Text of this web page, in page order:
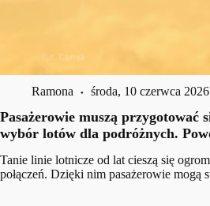
Ramona środa, 10 czerwca 2026
Pasażerowie muszą przygotować
wybór lotów dla podróżnych.
Tanie linie lotnicze od lat cieszą się
połączeń. Dzięki nim pasażerowie